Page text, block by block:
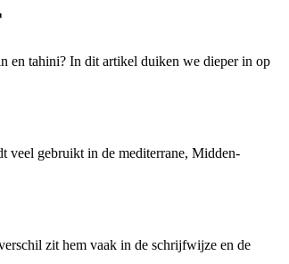
en tahini? In dit artikel duiken we dieper in op
veel gebruikt in de mediterrane, Midden-
zit hem vaak in de schrijfwijze en de